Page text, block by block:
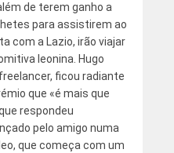
de terem ganho a
para assistirem ao
com a Lazio, irão viajar
leonina. Hugo
ficou radiante
que «é mais que
respondeu
pelo amigo numa
que começa com um